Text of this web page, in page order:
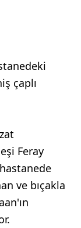
çaplı
Feray
ve bıçakla